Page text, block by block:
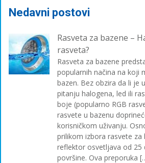
Nedavni postovi
Rasveta za bazene –
rasveta?
Rasveta za bazene
popularnih načina na koji
bazen. Bez obzira da li je u
pitanju halogena, led ili
boje (popularno RGB
rasvete u bazenu
korisničkom uživanju.
prilikom izbora rasvete za
reflektor osvetljava od 25
površine. Ova preporuka